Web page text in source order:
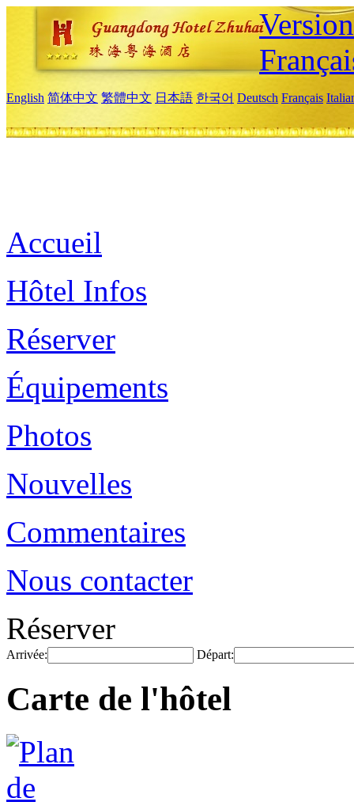
English 简体中文 繁體中文 日本語 한국어 Deutsch Français
Accueil
Hôtel Infos
Réserver
Équipements
Photos
Nouvelles
Commentaires
Nous contacter
Réserver
Arrivée: Départ:
Carte de l'hôtel